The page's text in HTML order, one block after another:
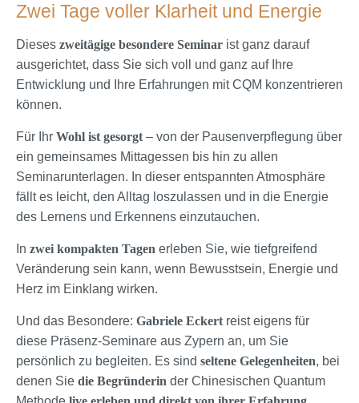
Zwei Tage voller Klarheit und Energie
Dieses zweitägige besondere Seminar ist ganz darauf
ausgerichtet, dass Sie sich voll und ganz auf Ihre
Entwicklung und Ihre Erfahrungen mit CQM konzentrieren
können.
Für Ihr Wohl ist gesorgt – von der Pausenverpflegung über
ein gemeinsames Mittagessen bis hin zu allen
Seminarunterlagen. In dieser entspannten Atmosphäre
fällt es leicht, den Alltag loszulassen und in die Energie
des Lernens und Erkennens einzutauchen.
In zwei kompakten Tagen erleben Sie, wie tiefgreifend
Veränderung sein kann, wenn Bewusstsein, Energie und
Herz im Einklang wirken.
Und das Besondere: Gabriele Eckert reist eigens für
diese Präsenz-Seminare aus Zypern an, um Sie
persönlich zu begleiten. Es sind seltene Gelegenheiten, bei
denen Sie die Begründerin der Chinesischen Quantum